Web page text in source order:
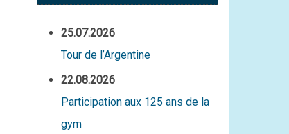
25.07.2026
Tour de l’Argentine
22.08.2026
Participation aux 125 ans de la
gym